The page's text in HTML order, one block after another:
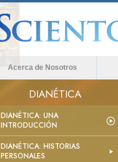
Acerca de Nosotros
DIANÉTICA
DIANÉTICA: UNA
INTRODUCCIÓN
DIANÉTICA: HISTORIAS
PERSONALES